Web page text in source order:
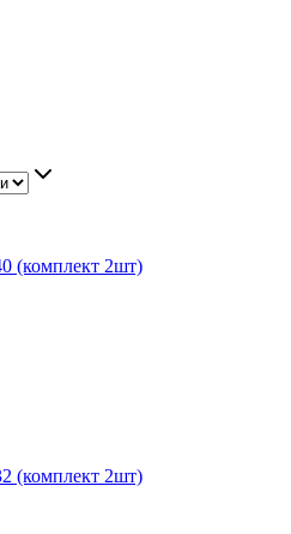
(комплект 2шт)
(комплект 2шт)